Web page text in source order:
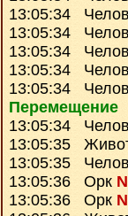
13:05:34
13:05:34
13:05:34
13:05:34
13:05:34
Перемещение
13:05:34
13:05:35
13:05:35
13:05:36 Орк
13:05:36 Орк